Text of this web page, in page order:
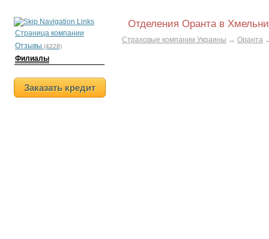
Страница компании
Отзывы (4228)
Филиалы
Заказать кредит
Отделения Оранта в
Страховые компании Украины → Оранта